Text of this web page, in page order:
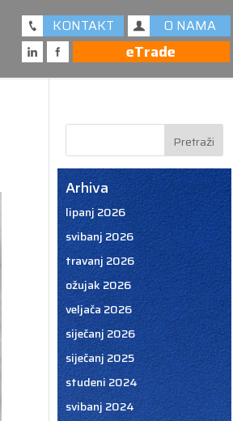
KONTAKT O NAMA
eTrade
Arhiva
lipanj 2026
svibanj 2026
travanj 2026
ožujak 2026
veljača 2026
siječanj 2026
siječanj 2025
studeni 2024
svibanj 2024